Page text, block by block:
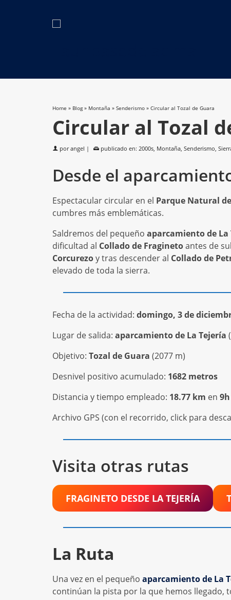
Home » Blog » Montaña » Senderismo » Circular al Tozal de Guara
Circular al Tozal
porangel | publicado en: 2000s, Montaña, Senderismo,
Desde el
Espectacular circular en el Parque Natural
cumbres más emblemáticas.
Saldremos del pequeño aparcamiento de La
dificultad al Collado de Fraginetoantes de
Corcurezoy tras descender al Collado de
elevado de toda la sierra.
Fecha de la actividad: domingo, 3 de
Lugar de salida: aparcamiento de La Tejería
Objetivo: Tozal de Guara (2077 m)
Desnivel positivo acumulado: 1682 metros
Distancia y tiempo empleado: 18.77 km en 9h
Archivo GPS (con el recorrido, click para
Visita otras rutas
FRAGINETO DESDE LA TEJERÍA
La Ruta
Una vez en el pequeño aparcamiento de La
continúan la pista por la que hemos llegado,